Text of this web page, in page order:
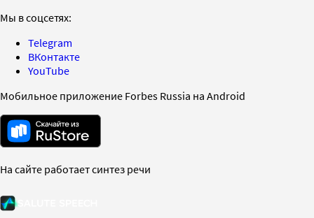
Мы в соцсетях:
Telegram
ВКонтакте
YouTube
Мобильное приложение Forbes Russia на Android
На сайте работает синтез речи